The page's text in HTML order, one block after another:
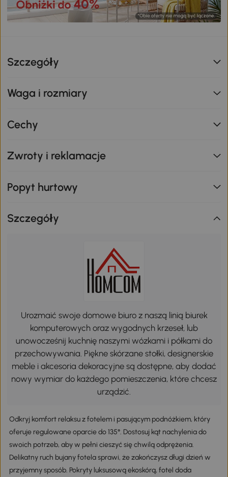
Szczegóły
Waga i rozmiary
Cechy
Zwroty i reklamacje
Popyt hurtowy
Szczegóły
Urozmaić swoje domowe biuro z naszą linią biurek
komputerowych oraz wygodnych krzeseł, lub
unowocześnij kuchnię naszymi wózkami i półkami do
przechowywania. Piękne skórzane stołki, designerskie
meble i akcesoria dekoracyjne są dostępne, aby dodać
nowy wymiar do każdego pomieszczenia, które chcesz
urządzić.
Odkryj komfort relaksu z fotelem i pasującym podnóżkiem, który
oferuje regulowane oparcie do 135°. Dostosuj kąt nachylenia do
swoich potrzeb, aby w pełni cieszyć się chwilą odprężenia.
Delikatny ruch bujany fotela sprawi, że zakończysz długi dzień w
przyjemny sposób. Pokryty luksusową ekoskórą, fotel doda